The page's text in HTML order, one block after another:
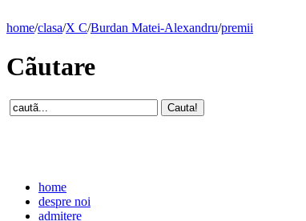
home/clasa/X C/Burdan Matei-Alexandru/premii
Cãutare
home
despre noi
admitere